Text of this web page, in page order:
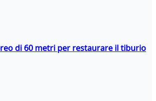
di 60 metri per restaurare il tiburio